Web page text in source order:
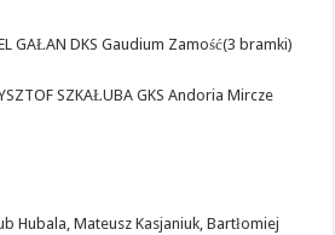
GAŁAN DKS Gaudium Zamość(3 bramki)
SZKAŁUBA GKS Andoria Mircze
Hubala, Mateusz Kasjaniuk, Bartłomiej